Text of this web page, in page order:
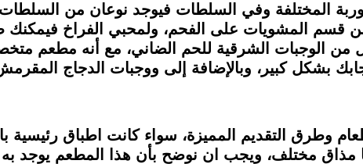
المختلفة وفي السلطات فيوجد نوعان من
قسم المشويات على الفحم، ولمحبي الفراخ فيمكنك
من الوجبات الشرقية للحم الضاني، مع أنه مطعم
بشكل كبير، وبالإضافة إلى ووجبات الدجاج
وطرق التقديم المميزة، سواء كانت اطباق رئيسية
مذاق مختلف، ويجب ان نوضح بأن هذا المطعم يوجد به